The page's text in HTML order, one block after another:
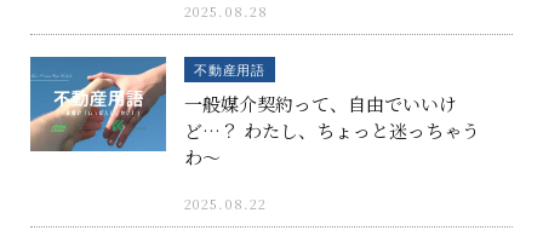
2025.08.28
不動産用語
一般媒介契約って、自由でいいけ
ど…？ わたし、ちょっと迷っちゃう
わ〜
2025.08.22